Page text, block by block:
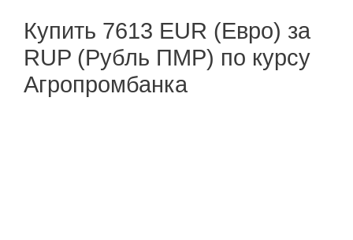
Купить 7613 EUR (Евро) за
RUP (Рубль ПМР) по курсу
Агропромбанка